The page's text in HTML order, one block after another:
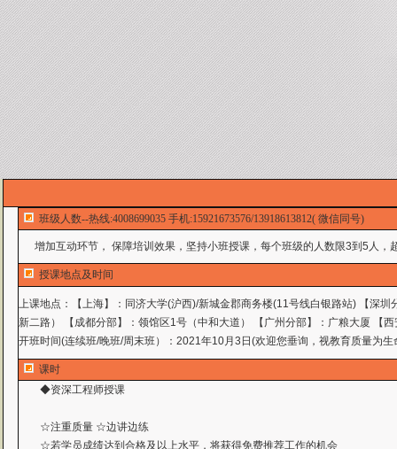
班级人数--热线:4008699035 手机:15921673576/13918613812( 微信同号)
增加互动环节， 保障培训效果，坚持小班授课，每个班级的人数限3到5人，
授课地点及时间
上课地点：
【上海】：同济大学(沪西)/新城金郡商务楼(11号线白银路站) 【深
新二路） 【成都分部】：领馆区1号（中和大道） 【广州分部】：广粮大厦 【
开班时间(连续班/晚班/周末班）：2021年10月3日(欢迎您垂询，视教育质量为生
课时
◆资深工程师授课
☆注重质量 ☆边讲边练
☆若学员成绩达到合格及以上水平，将获得免费推荐工作的机会